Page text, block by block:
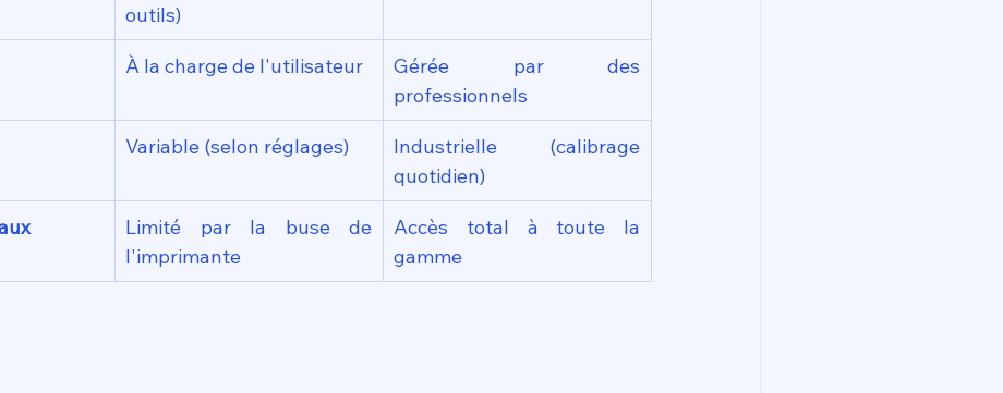
outils)
À la charge de l'utilisateur
Gérée par des
professionnels
Variable (selon réglages)
Industrielle (calibrage
quotidien)
Limité par la buse de
l'imprimante
Accès total à toute la
gamme